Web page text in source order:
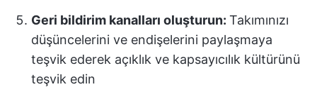
Geri bildirim kanalları oluşturun: Takımınızı
düşüncelerini ve endişelerini paylaşmaya
teşvik ederek açıklık ve kapsayıcılık kültürünü
teşvik edin